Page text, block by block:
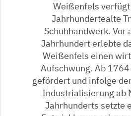
Weißenfels
Jahrhundertealte
Schuhhandwerk. Vor
Jahrhundert erlebte
Weißenfels einen
Aufschwung. Ab
gefördert und infolge
Industrialisierung ab
Jahrhunderts setzte